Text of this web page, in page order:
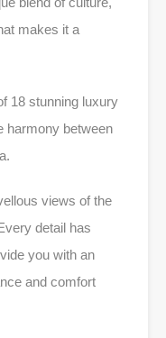
makes it a
18 stunning luxury
harmony between
views of the
detail has
you with an
and comfort